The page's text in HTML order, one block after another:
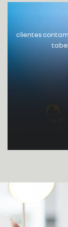
clientes